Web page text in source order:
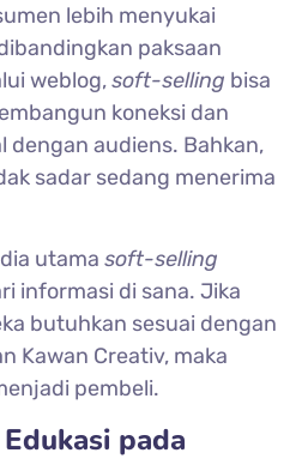
lebih menyukai
paksaan
weblog,soft-selling bisa
koneksi dan
dengan audiens. Bahkan,
sadar sedang menerima
utamasoft-selling
informasi di sana. Jika
butuhkan sesuai dengan
Kawan Creativ, maka
pembeli.
pada